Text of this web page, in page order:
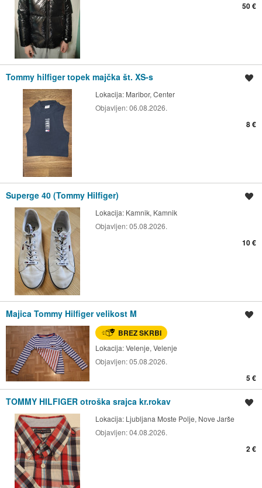
50 €
Tommy hilfiger topek majčka št. XS-s
Lokacija: Maribor, Center
Objavljen:06.08.2026.
8 €
Superge 40 (Tommy Hilfiger)
Lokacija: Kamnik, Kamnik
Objavljen:05.08.2026.
10 €
Majica Tommy Hilfiger velikost M
BREZ SKRBI
Lokacija:Velenje, Velenje
Objavljen:05.08.2026.
5 €
TOMMY HILFIGER otroška srajca kr.rokav
Lokacija: Ljubljana Moste Polje, Nove Jarše
Objavljen:04.08.2026.
2 €